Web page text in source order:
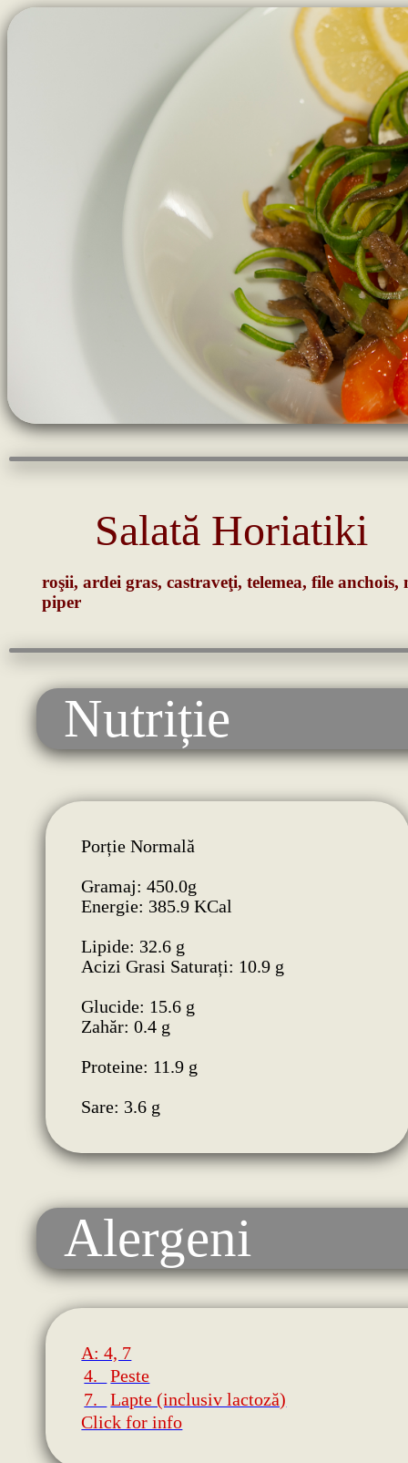
Salată Horiatiki
roşii, ardei gras, castraveţi, telemea, file
piper
Nutriție
Porție Normală
Gramaj: 450.0g
Energie: 385.9 KCal
Lipide: 32.6 g
Acizi Grasi Saturați: 10.9 g
Glucide: 15.6 g
Zahăr: 0.4 g
Proteine: 11.9 g
Sare: 3.6 g
Alergeni
A: 4, 7
4.
Peste
7.
Lapte (inclusiv lactoză)
Click for info